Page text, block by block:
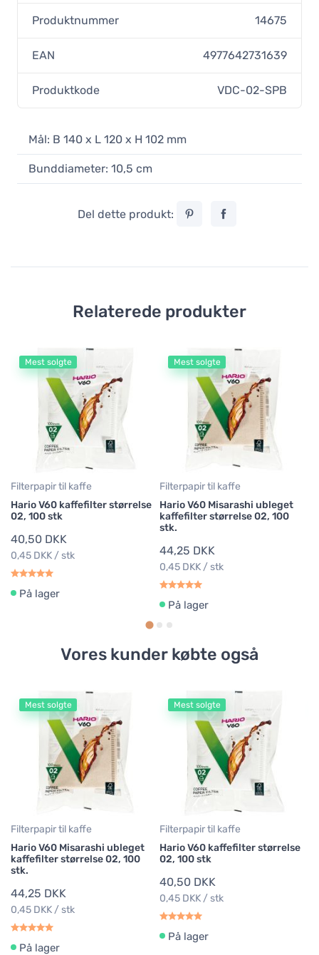
Produktnummer 14675
EAN 4977642731639
Produktkode VDC-02-SPB
Mål: B 140 x L 120 x H 102 mm
Bunddiameter: 10,5 cm
Del dette produkt:
Relaterede produkter
Mest solgte
Filterpapir til kaffe
Hario V60 kaffefilter størrelse
02, 100 stk
40,50 DKK
0,45 DKK / stk
På lager
Mest solgte
Filterpapir til kaffe
Hario V60 Misarashi ubleget
kaffefilter størrelse 02, 100
stk.
44,25 DKK
0,45 DKK / stk
På lager
Vores kunder købte også
Mest solgte
Filterpapir til kaffe
Hario V60 Misarashi ubleget
kaffefilter størrelse 02, 100
stk.
44,25 DKK
0,45 DKK / stk
På lager
Mest solgte
Filterpapir til kaffe
Hario V60 kaffefilter størrelse
02, 100 stk
40,50 DKK
0,45 DKK / stk
På lager